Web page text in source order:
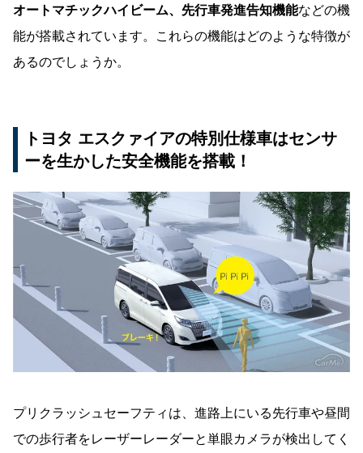
オートマチックハイビーム、先行車発進告知機能などの機
能が搭載されています。これらの機能はどのような特徴が
あるのでしょうか。
トヨタ エスクァイアの特別仕様車はセンサ
ーを生かした安全機能を搭載！
プリクラッシュセーフティは、進路上にいる先行車や昼間
での歩行者をレーザーレーダーと単眼カメラが検出してく